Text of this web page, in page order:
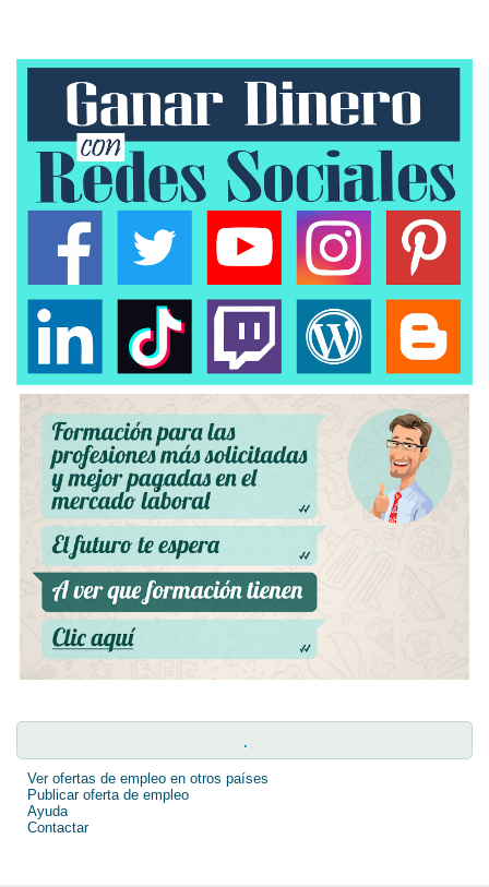
.
Ver ofertas de empleo en otros países
Publicar oferta de empleo
Ayuda
Contactar